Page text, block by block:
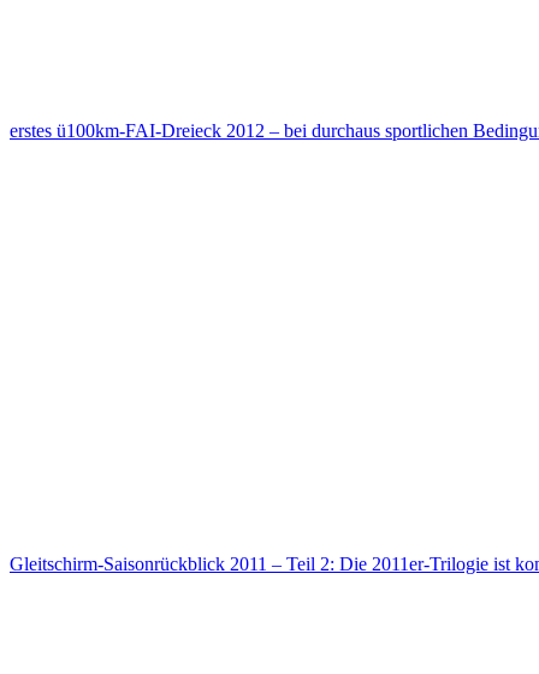
erstes ü100km-FAI-Dreieck 2012 – bei durchaus sportlichen
Gleitschirm-Saisonrückblick 2011 – Teil 2: Die 2011er-Trilogie ist